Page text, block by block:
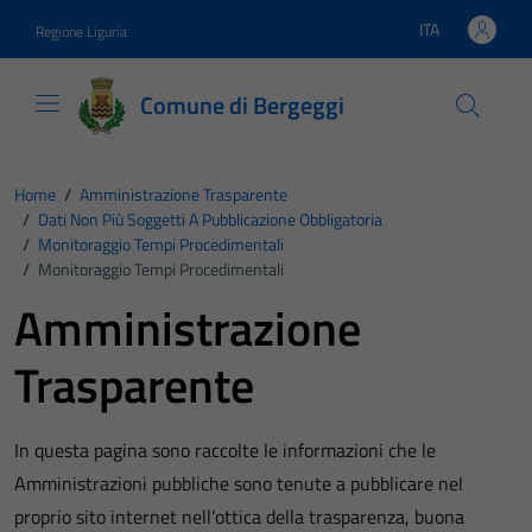
Regione Liguria Lingua attiva:
ITA
Comune di Bergeggi
Home / Amministrazione Trasparente
/ Dati Non Più Soggetti A Pubblicazione Obbligatoria
/ Monitoraggio Tempi Procedimentali
/ Monitoraggio Tempi Procedimentali
Amministrazione
Trasparente
In questa pagina sono raccolte le informazioni che le
Amministrazioni pubbliche sono tenute a pubblicare nel
proprio sito internet nell’ottica della trasparenza, buona